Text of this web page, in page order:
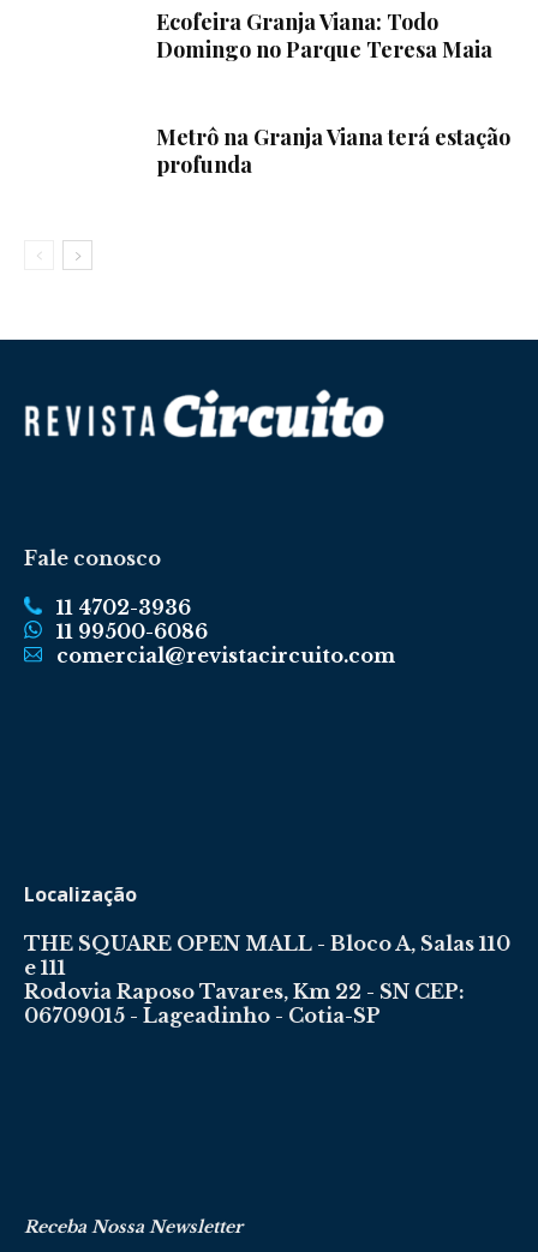
Ecofeira Granja Viana: Todo
Domingo no Parque Teresa Maia
Metrô na Granja Viana terá estação
profunda
Fale conosco
11 4702-3936
11 99500-6086
comercial@revistacircuito.com
Localização
THE SQUARE OPEN MALL - Bloco A, Salas 110
e 111
Rodovia Raposo Tavares, Km 22 - SN CEP:
06709015 - Lageadinho - Cotia-SP
Receba Nossa Newsletter